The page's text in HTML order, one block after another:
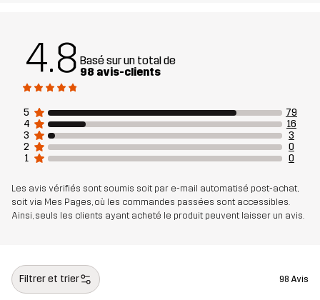
Membrane
Colonne d'eau : 20 000 mm
Respirabilité : 10 000 g/m²/24h
Poids 940 g en taille Medium
Conçu pour SKI ALPIN
Numéro
d'article
14164_4135
4.8 Basé sur un total de
98 avis-clients
5
79
4
16
3
3
2
0
1
0
Les avis vérifiés sont soumis soit par e-mail automatisé post-achat,
soit via Mes Pages, où les commandes passées sont accessibles.
Ainsi, seuls les clients ayant acheté le produit peuvent laisser un avis.
Filtrer et trier 98 Avis